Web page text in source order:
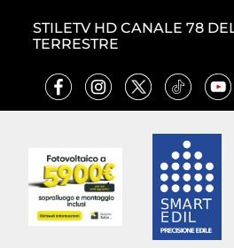
STILETV HD CANALE 78
TERRESTRE